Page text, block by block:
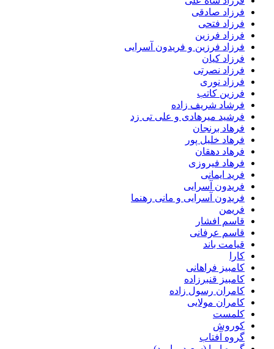
فرزاد صادقى
فرزاد فتحی
فرزاد فرزین
فرزاد فرزین و فریدون آسرایی
فرزاد کیان
فرزاد نصرتی
فرزاد نوری
فرزین کاتب
فرشاد شریف زاده
فرشید میرهادی و علی تی زد
فرهاد برنجان
فرهاد خلیل پور
فرهاد دهقان
فرهاد فیروزی
فرید ایمانی
فریدون آسرایی
فریدون آسرایی و مانی رهنما
فریمن
قاسم افشار
قاسم عرفانی
قیامت باند
کارا
کامبیز فراهانی
کامبیز قنبرزاده
کامران رسول زاده
کامران مولایی
کلمست
کوروش
گروه آفتاب